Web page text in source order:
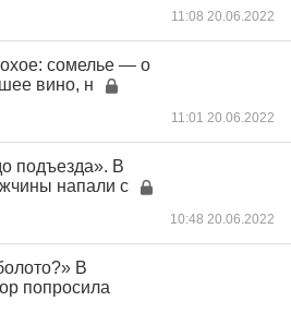
11:08 20.06.2022
сомелье — о
вино, н
11:01 20.06.2022
подъезда». В
напали с
10:48 20.06.2022
В
попросила